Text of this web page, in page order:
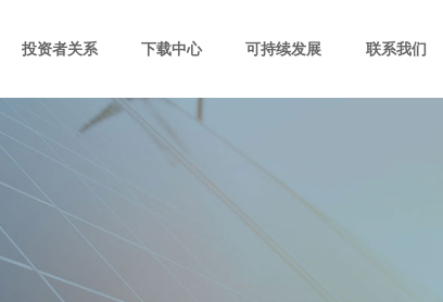
投资者关系 下载中心 可持续发展 联系我们